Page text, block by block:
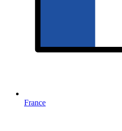
France